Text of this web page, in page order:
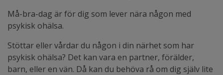
Må-bra-dag är för dig som lever nära någon med
psykisk ohälsa.
Stöttar eller vårdar du någon i din närhet som har
psykisk ohälsa? Det kan vara en partner, förälder,
barn, eller en vän. Då kan du behöva rå om dig själv lite